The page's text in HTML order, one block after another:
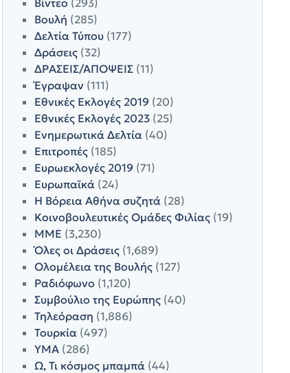
Βίντεο (293)
Βουλή (285)
Δελτία Τύπου(177)
Δράσεις(32)
ΔΡΑΣΕΙΣ/ΑΠΟΨΕΙΣ(11)
Έγραψαν (111)
Εθνικές Εκλογές 2019 (20)
Εθνικές Εκλογές 2023(25)
Ενημερωτικά Δελτία(40)
Επιτροπές(185)
Ευρωεκλογές 2019 (71)
Ευρωπαϊκά(24)
Η Βόρεια Αθήνα συζητά(28)
Κοινοβουλευτικές Ομάδες Φιλίας(19)
ΜΜΕ (3,230)
Όλες οι Δράσεις(1,689)
Ολομέλεια της Βουλής(127)
Ραδιόφωνο (1,120)
Συμβούλιο της Ευρώπης(40)
Τηλεόραση (1,886)
Τουρκία(497)
ΥΜΑ(286)
Ω, Τι κόσμος μπαμπά(44)